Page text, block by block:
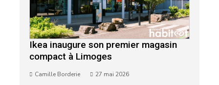
Ikea inaugure son premier magasin
compact à Limoges
Camille Borderie 27 mai 2026